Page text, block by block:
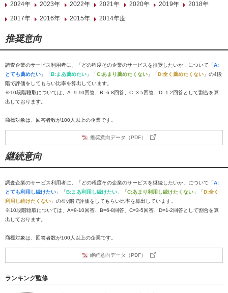
2024年
2023年 2022年 2021年 2020年 2019年
2018年
2017年
2016年 2015年 2014年度
推奨意向
調査企業のサービス利用者に、「どの程度その企業のサービスを推奨したいか」について「A:
とても薦めたい 」「B:まあ薦めたい 」「C:あまり薦めたくない 」「D:全く薦めたくない 」の4段
階で評価をしてもらい比率を算出しています。
※10段階聴取については、A=9-10回答、B=6-8回答、C=3-5回答、D=1-2回答として割合を算
出しております。
商標対象は、回答者数が100人以上の企業です。
推奨意向データ（PDF）
継続意向
調査企業のサービス利用者に、「どの程度その企業のサービスを継続したいか」について「A:
とても利用し続けたい 」「B:まあ利用し続けたい 」「C:あまり利用し続けたくない 」「D:全く
利用し続けたくない 」の4段階で評価をしてもらい比率を算出しています。
※10段階聴取については、A=9-10回答、B=6-8回答、C=3-5回答、D=1-2回答として割合を算
出しております。
商標対象は、回答者数が100人以上の企業です。
継続意向データ（PDF）
ランキング監修